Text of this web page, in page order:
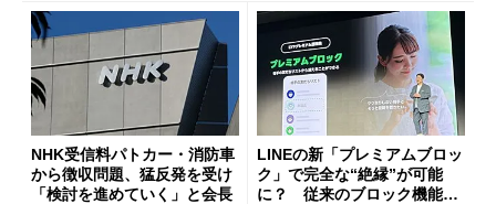
NHK受信料パトカー・消防車
から徴収問題、猛反発を受け
「検討を進めていく」と会長
LINEの新「プレミアムブロッ
ク」で完全な“絶縁”が可能
に？ 従来のブロック機能と